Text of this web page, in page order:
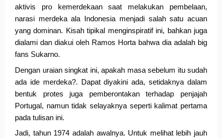
aktivis pro kemerdekaan saat melakukan pembelaan,
narasi merdeka ala Indonesia menjadi salah satu acuan
yang dominan. Kisah tipikal menginspiratif ini, bahkan juga
dialami dan diakui oleh Ramos Horta bahwa dia adalah big
fans Sukarno.
Dengan uraian singkat ini, apakah masa sebelum itu sudah
ada ide merdeka?. Dapat diyakini ada, setidaknya dalam
bentuk protes juga pemberontakan terhadap penjajah
Portugal, namun tidak selayaknya seperti kalimat pertama
pada tulisan ini.
Jadi, tahun 1974 adalah awalnya. Untuk melihat lebih jauh